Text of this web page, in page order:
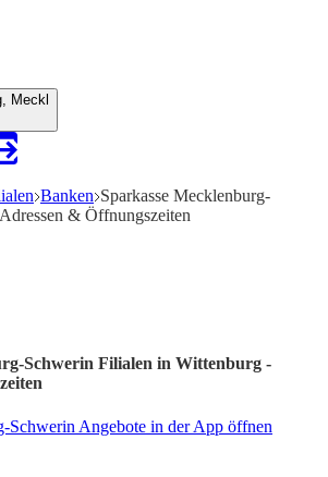
Meckl
Banken Sparkasse Mecklenburg-
& Öffnungszeiten
Schwerin Filialen in Wittenburg -
Schwerin Angebote in der App öffnen